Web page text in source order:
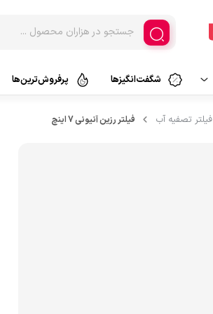
تصفیه آب خانگی
شگفت‌انگیزها پرفروش‌ترین‌ها
فیلتر تصفیه آب فیلتر رزین آنیونی 7 اینچ